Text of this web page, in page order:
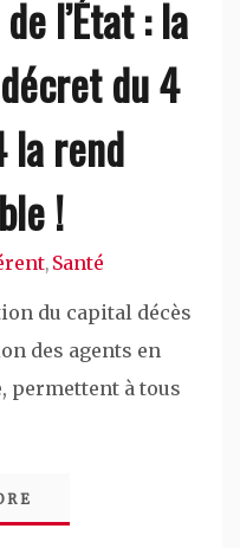
l’État : la
du 4
rend
!
, Santé
du capital décès
des agents en
permettent à tous